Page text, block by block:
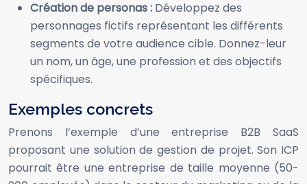
Création de personas : Développez des
personnages fictifs représentant les différents
segments de votre audience cible. Donnez-leur
un nom, un âge, une profession et des objectifs
spécifiques.
Exemples concrets
Prenons l’exemple d’une entreprise B2B SaaS
proposant une solution de gestion de projet. Son ICP
pourrait être une entreprise de taille moyenne (50-